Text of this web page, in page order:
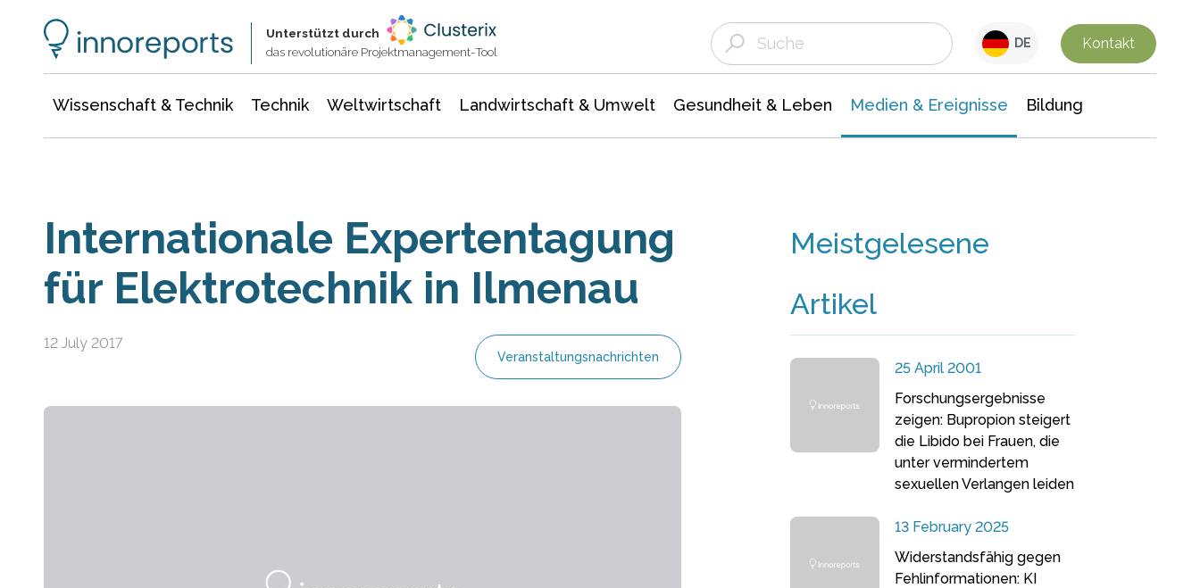
Unterstützt durch
das revolutionäre Projektmanagement-Tool
DE Kontakt
Wissenschaft & Technik Technik Weltwirtschaft Landwirtschaft & Umwelt Gesundheit & Leben Medien & Ereignisse Bildung
Internationale Expertentagung
für Elektrotechnik in Ilmenau
12 July 2017
Veranstaltungsnachrichten
Meistgelesene
Artikel
25 April 2001
Forschungsergebnisse
zeigen: Bupropion steigert
die Libido bei Frauen, die
unter vermindertem
sexuellen Verlangen leiden
13 February 2025
Widerstandsfähig gegen
Fehlinformationen: KI